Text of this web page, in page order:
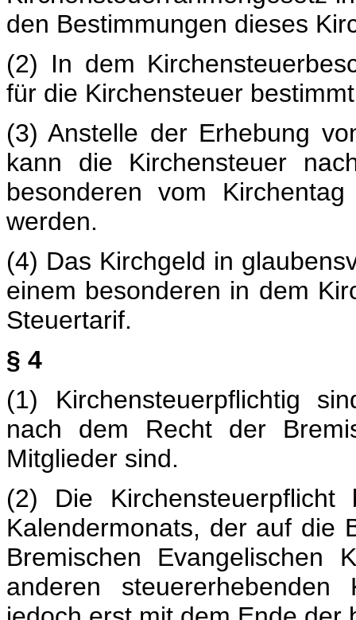
den Bestimmungen dieses
(2) In dem
für die Kirchensteuer
(3) Anstelle der Erhebung
kann die Kirchensteuer
besonderen vom
werden.
(4) Das Kirchgeld in
einem besonderen in dem
Steuertarif.
§ 4
(1) Kirchensteuerpflichtig
nach dem Recht der
Mitglieder sind.
(2) Die
Kalendermonats, der auf die
Bremischen
anderen steuererhebenden